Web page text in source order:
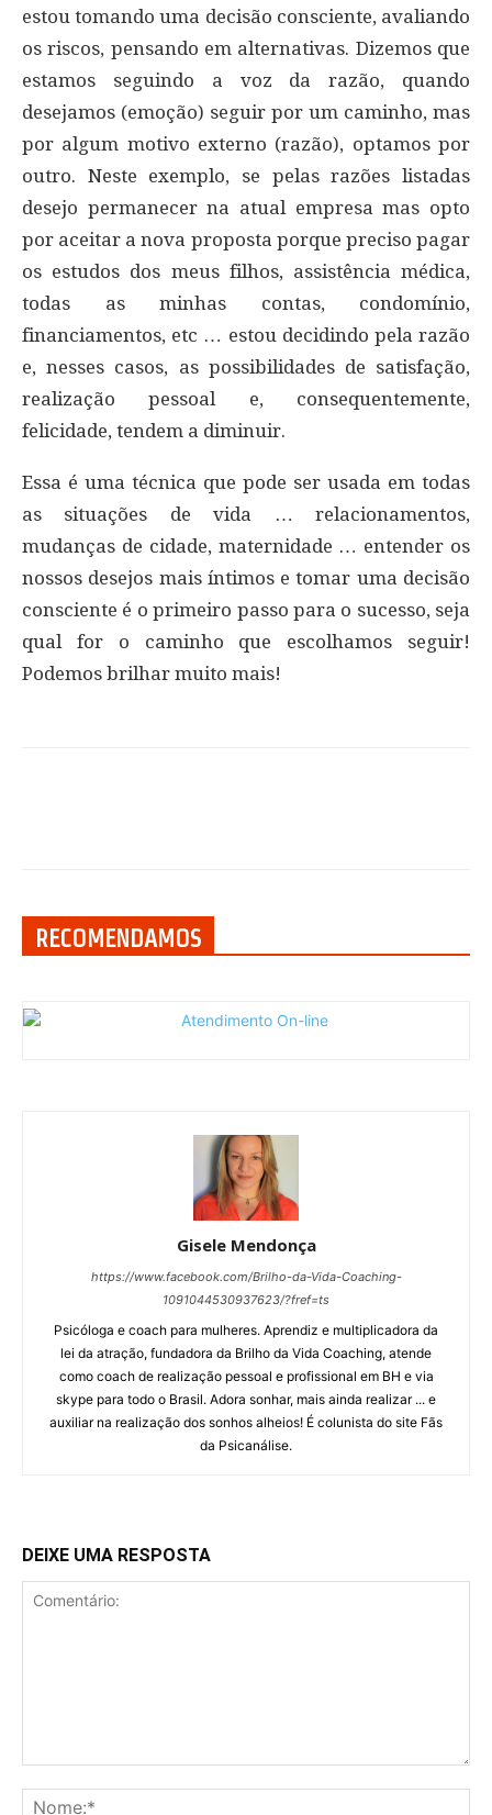
estou tomando uma decisão consciente, avaliando
os riscos, pensando em alternativas. Dizemos que
estamos seguindo a voz da razão, quando
desejamos (emoção) seguir por um caminho, mas
por algum motivo externo (razão), optamos por
outro. Neste exemplo, se pelas razões listadas
desejo permanecer na atual empresa mas opto
por aceitar a nova proposta porque preciso pagar
os estudos dos meus filhos, assistência médica,
todas as minhas contas, condomínio,
financiamentos, etc … estou decidindo pela razão
e, nesses casos, as possibilidades de satisfação,
realização pessoal e, consequentemente,
felicidade, tendem a diminuir.
Essa é uma técnica que pode ser usada em todas
as situações de vida … relacionamentos,
mudanças de cidade, maternidade … entender os
nossos desejos mais íntimos e tomar uma decisão
consciente é o primeiro passo para o sucesso, seja
qual for o caminho que escolhamos seguir!
Podemos brilhar muito mais!
RECOMENDAMOS
Gisele Mendonça
https://www.facebook.com/Brilho-da-Vida-Coaching-
1091044530937623/?fref=ts
Psicóloga e coach para mulheres. Aprendiz e multiplicadora da
lei da atração, fundadora da Brilho da Vida Coaching, atende
como coach de realização pessoal e profissional em BH e via
skype para todo o Brasil. Adora sonhar, mais ainda realizar ... e
auxiliar na realização dos sonhos alheios! É colunista do site Fãs
da Psicanálise.
DEIXE UMA RESPOSTA